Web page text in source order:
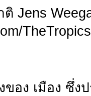
Jens
ของ เมือง ซึ่